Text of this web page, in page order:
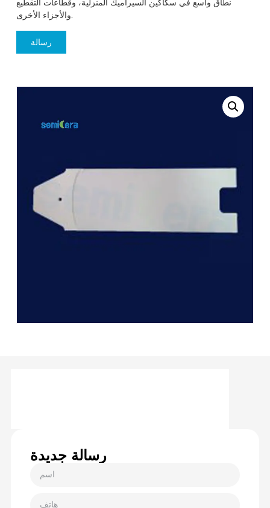
نطاق واسع في سكاكين السيراميك المنزلية، وقطاعات التقطيع
والأجزاء الأخرى.
رسالة
رسالة جديدة